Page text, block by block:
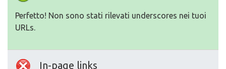
Perfetto! Non sono stati rilevati underscores nei tuoi
URLs.
In-page links